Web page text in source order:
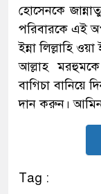
হোসেনকে
পরিবারকে এই
ইন্না লিল্লাহি
আল্লাহ
বাগিচা বানিয়ে
দান করুন।
Tag :